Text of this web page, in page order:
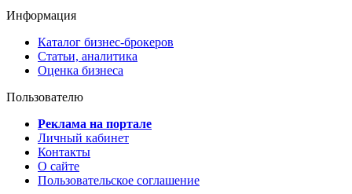
Информация
Каталог бизнес-брокеров
Статьи, аналитика
Оценка бизнеса
Пользователю
Реклама на портале
Личный кабинет
Контакты
О сайте
Пользовательское соглашение